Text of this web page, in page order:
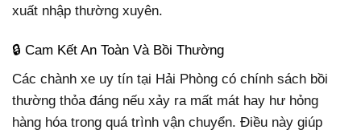
xuất nhập thường xuyên.
🔒 Cam Kết An Toàn Và Bồi Thường
Các chành xe uy tín tại Hải Phòng có chính sách bồi
thường thỏa đáng nếu xảy ra mất mát hay hư hỏng
hàng hóa trong quá trình vận chuyển. Điều này giúp